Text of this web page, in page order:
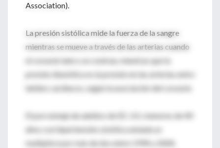
Association).
La presión sistólica mide la fuerza de la sangre
mientras se mueve a través de las arterias cuando
el corazón late o se contrae, mientras que la
presión diastólica es la presión en las arterias entre
latidos cardiacos, según la asociación del corazón.
El porcentaje de adultos de EE. UU. menores de 40
años con hipertensión sistólica aislada se
multiplicó por más de dos entre 1994 y 2004,